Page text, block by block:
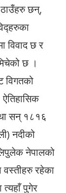
छन्,
विवाद छ र
छ ।
विगतको
ऐतिहासिक
सन् १८१६
नदीको
नेपालको
वस्तीहरु रहेका
पुगेर